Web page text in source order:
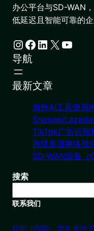
办公平台与SD-WAN
低延迟且智能可靠的企
Instagram Facebook LinkedIn X YouTube
导航
最新文章
海外AI工具使用
Shopee/Lazada
TikTok广告运营
跨境直播网络优
SD-WAN设备（
搜索
联系我们
杭州（总部） 北京 长沙